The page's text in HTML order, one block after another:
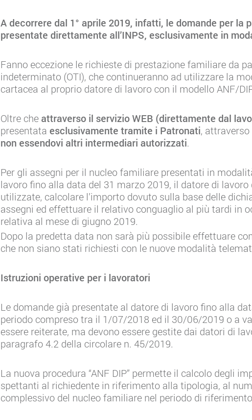
A decorrere dal 1° aprile 2019, infatti, le domande per la
presentate direttamente all’INPS, esclusivamente in
Fanno eccezione le richieste di prestazione familiare da
indeterminato (OTI), che continueranno ad utilizzare la
cartacea al proprio datore di lavoro con il modello ANF/
Oltre cheattraverso il servizio WEB (direttamente dal
presentata esclusivamente tramite i Patronati,
non essendovi altri intermediari autorizzati.
Per gli assegni per il nucleo familiare presentati in
lavoro fino alla data del 31 marzo 2019, il datore di
utilizzate, calcolare l’importo dovuto sulla base delle
assegni ed effettuare il relativo conguaglio al più tardi in
relativa al mese di giugno 2019.
Dopo la predetta data non sarà più possibile effettuare
che non siano stati richiesti con le nuove modalità
Istruzioni operative per i lavoratori
Le domande già presentate al datore di lavoro fino alla
periodo compreso tra il 1/07/2018 ed il 30/06/2019 o a
essere reiterate, ma devono essere gestite dai datori di
paragrafo 4.2 della circolare n. 45/2019.
La nuova procedura “ANF DIP” permette il calcolo degli
spettanti al richiedente in riferimento alla tipologia, al
complessivo del nucleo familiare nel periodo di